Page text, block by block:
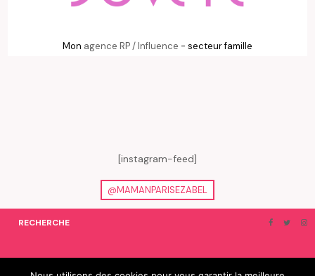
Mon agence RP / Influence - secteur famille
[instagram-feed]
@MAMANPARISEZABEL
RECHERCHE
ON EN PARLE… BLOGROLL